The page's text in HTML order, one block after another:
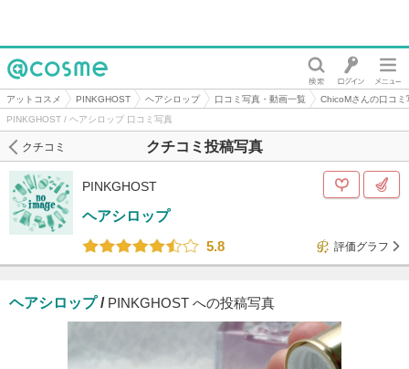
@cosme
アットコスメ PINKGHOST ヘアシロップ 口コミ写真・動画一覧
ChicoMさんの口コミ
PINKGHOST / ヘアシロップ 口コミ写真
クチコミ投稿写真
クチコミ
PINKGHOST
ヘアシロップ
5.8
評価グラフ
ヘアシロップ/ PINKGHOST への投稿写真